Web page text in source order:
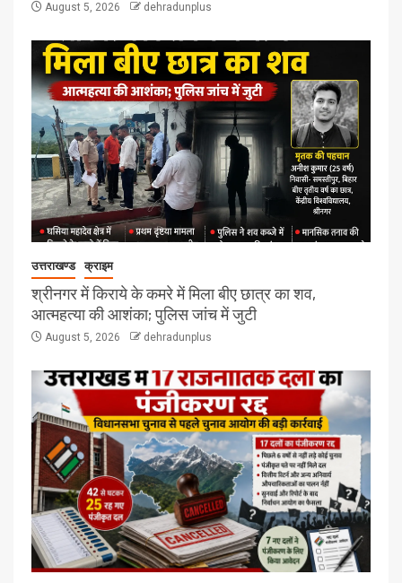
August 5, 2026 dehradunplus
उत्तराखण्ड क्राइम
श्रीनगर में किराये के कमरे में मिला बीए छात्र का शव,
आत्महत्या की आशंका; पुलिस जांच में जुटी
August 5, 2026 dehradunplus